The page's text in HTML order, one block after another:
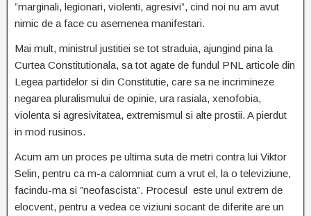
”marginali, legionari, violenti, agresivi”, cind noi nu am avut
nimic de a face cu asemenea manifestari.
Mai mult, ministrul justitiei se tot straduia, ajungind pina la
Curtea Constitutionala, sa tot agate de fundul PNL articole din
Legea partidelor si din Constitutie, care sa ne incrimineze
negarea pluralismului de opinie, ura rasiala, xenofobia,
violenta si agresivitatea, extremismul si alte prostii. A pierdut
in mod rusinos.
Acum am un proces pe ultima suta de metri contra lui Viktor
Selin, pentru ca m-a calomniat cum a vrut el, la o televiziune,
facindu-ma si ”neofascista”. Procesul este unul extrem de
elocvent, pentru a vedea ce viziuni socant de diferite are un